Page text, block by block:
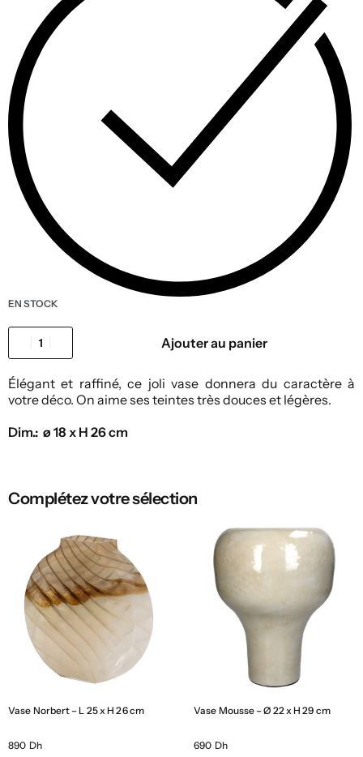
EN STOCK
Ajouter au panier
Élégant et raffiné, ce joli vase donnera du caractère à
votre déco. On aime ses teintes très douces et légères.
Dim.: ø 18 x H 26 cm
Complétez votre sélection
Vase Norbert – L 25 x H 26 cm
890 Dh
Vase Mousse – Ø 22 x H 29 cm
690 Dh